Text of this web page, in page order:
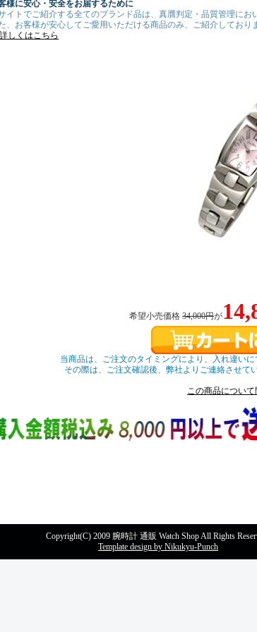
様に安心・安全をお届するために
イトでご紹介する全てのブランド品は、真贋判定・品質管理に
、お客様が安心してご愛用いただける商品のみ、ご紹介しており
詳しくはこちら
希望小売価格 34,000円が
当商品は、ご注文のタイミングにより、入れ違い
その際は、ご注文確認後、弊社よりご連絡させて
この商品につい
Copyright(C) 2009 腕時計 通販 Watch Shop All Rights
Template design by Nikukyu-Punch